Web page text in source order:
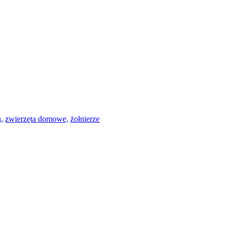
zwierzęta domowe, żołnierze